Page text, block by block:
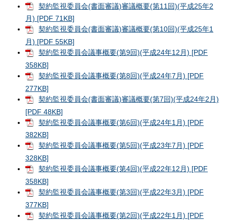
契約監視委員会(書面審議)審議概要(第11回)(平成25年2
月) [PDF 71KB]
契約監視委員会(書面審議)審議概要(第10回)(平成25年1
月) [PDF 55KB]
契約監視委員会議事概要(第9回)(平成24年12月) [PDF
358KB]
契約監視委員会議事概要(第8回)(平成24年7月) [PDF
277KB]
契約監視委員会(書面審議)審議概要(第7回)(平成24年2月)
[PDF 48KB]
契約監視委員会議事概要(第6回)(平成24年1月) [PDF
382KB]
契約監視委員会議事概要(第5回)(平成23年7月) [PDF
328KB]
契約監視委員会議事概要(第4回)(平成22年12月) [PDF
358KB]
契約監視委員会議事概要(第3回)(平成22年3月) [PDF
377KB]
契約監視委員会議事概要(第2回)(平成22年1月) [PDF